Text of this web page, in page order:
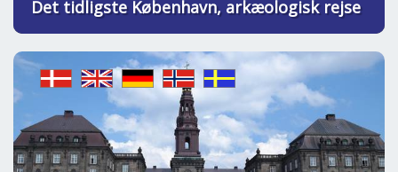
Det tidligste København, arkæologisk rejse